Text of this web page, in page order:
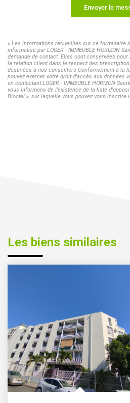
Envoyer le
« Les informations recueillies sur ce formulaire
informatisé par LOGER - IMMEUBLE HORIZON
demande de contact. Elles sont conservées
la relation client dans le respect des
destinées à nos conseillers Conformément à la
pouvez exercer votre droit d'accès aux données
en contactant LOGER - IMMEUBLE HORIZON
vous informons de l'existence de la liste
Bloctel », sur laquelle vous pouvez vous inscrire
Les biens similaires